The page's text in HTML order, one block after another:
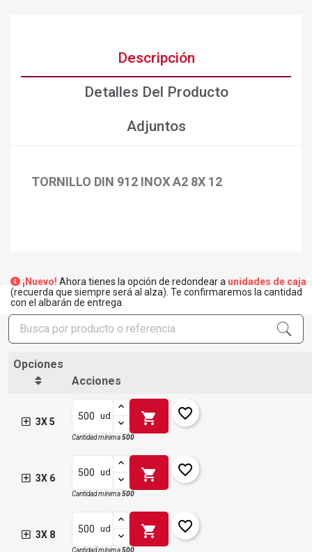
Descripción
Detalles Del Producto
Adjuntos
TORNILLO DIN 912 INOX A2 8X 12
¡Nuevo! Ahora tienes la opción de redondear a unidades de caja
(recuerda que siempre será al alza). Te confirmaremos la cantidad
con el albarán de entrega.
Opciones
Acciones
3X 5
ud shopping_cart favorite_border
Cantidad mínima500
3X 6
ud shopping_cart favorite_border
Cantidad mínima500
3X 8
ud shopping_cart favorite_border
Cantidad mínima500